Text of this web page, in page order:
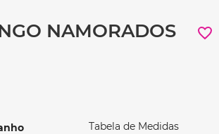
NAMORADOS
Tabela de Medidas